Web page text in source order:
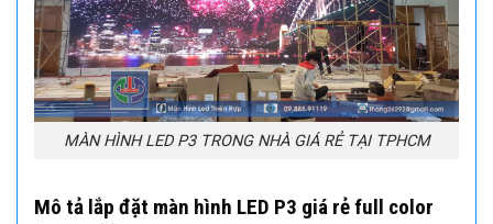
MÀN HÌNH LED P3 TRONG NHÀ GIÁ RẺ TẠI TPHCM
Mô tả lắp đặt màn hình LED P3 giá rẻ full color